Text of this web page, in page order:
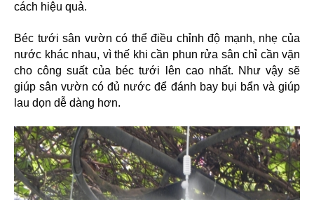
cách hiệu quả.
Béc tưới sân vườn có thể điều chỉnh độ mạnh, nhẹ của
nước khác nhau, vì thế khi cần phun rửa sân chỉ cần vặn
cho công suất của béc tưới lên cao nhất. Như vậy sẽ
giúp sân vườn có đủ nước để đánh bay bụi bẩn và giúp
lau dọn dễ dàng hơn.